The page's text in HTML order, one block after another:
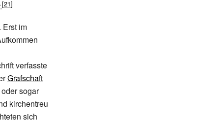
Erst im
verfasste
Grafschaft
sogar
kirchentreu
sich